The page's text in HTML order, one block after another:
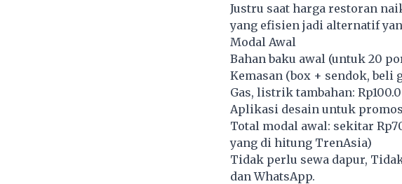
Justru saat harga restoran
yang efisien jadi alternatif
Modal Awal
Bahan baku awal (untuk 20
Kemasan (box + sendok, beli
Gas, listrik tambahan:
Aplikasi desain untuk
Total modal awal: sekitar
yang di hitung TrenAsia)
Tidak perlu sewa dapur,
dan WhatsApp.